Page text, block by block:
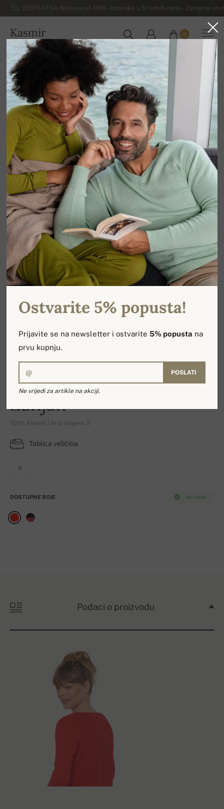
BESPLATNA dostava od 400€ - Isporuka u 5 radnih dana – Zamjena
Kasmir
HRVATSKA
0
Kuća
Luksuzni ženski džemperi od kašmira
Ženski džemperi od kašmira s V-izrezom
Zanjan
100% Kašmir | Broj slojeva: 2
Tablica veličina
S
Na stanju
DOSTUPNE BOJE
Podaci o proizvodu
Ostvarite 5% popusta!
Prijavite se na newsletter i ostvarite5% popusta na
prvu kupnju.
POSLATI
Ne vrijedi za artikle na akciji.